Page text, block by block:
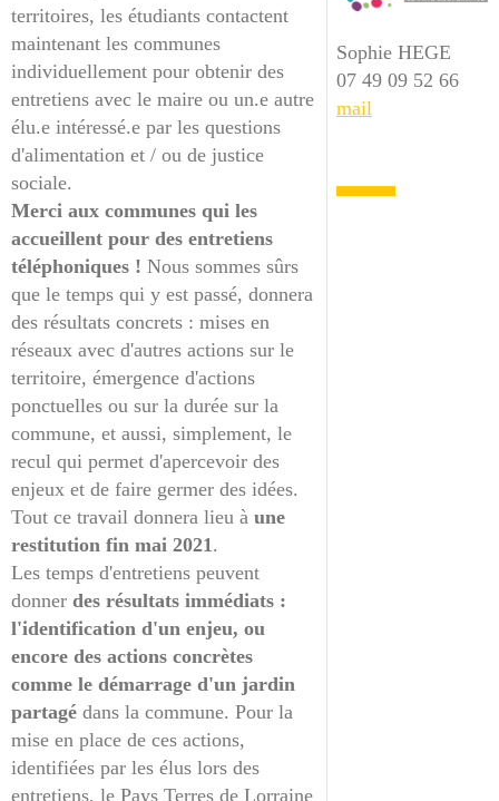
territoires, les étudiants contactent
maintenant les communes
individuellement pour obtenir des
entretiens avec le maire ou un.e autre
élu.e intéressé.e par les questions
d'alimentation et / ou de justice
sociale.
Merci aux communes qui les
accueillent pour des entretiens
téléphoniques ! Nous sommes sûrs
que le temps qui y est passé, donnera
des résultats concrets : mises en
réseaux avec d'autres actions sur le
territoire, émergence d'actions
ponctuelles ou sur la durée sur la
commune, et aussi, simplement, le
recul qui permet d'apercevoir des
enjeux et de faire germer des idées.
Tout ce travail donnera lieu à une
restitution fin mai 2021.
Les temps d'entretiens peuvent
donner des résultats immédiats :
l'identification d'un enjeu, ou
encore des actions concrètes
comme le démarrage d'un jardin
partagé dans la commune. Pour la
mise en place de ces actions,
identifiées par les élus lors des
entretiens, le Pays Terres de Lorraine
Sophie HEGE
07 49 09 52 66
mail